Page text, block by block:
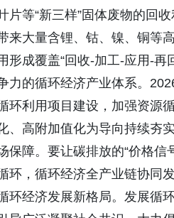
片等“新三样”固体废物的回
来大量含锂、钴、镍、铜等
形成覆盖“回收-加工-应用-再
力的循环经济产业体系。
环利用项目建设，加强资源
、高附加值化为导向持续夯
保障。要让碳排放的“价格
环，循环经济全产业链协同
环经济发展新格局。发展循